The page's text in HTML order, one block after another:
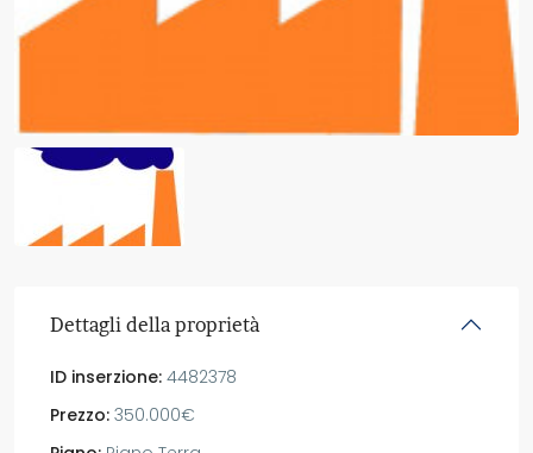
Dettagli della proprietà
ID inserzione: 4482378
Prezzo: 350.000€